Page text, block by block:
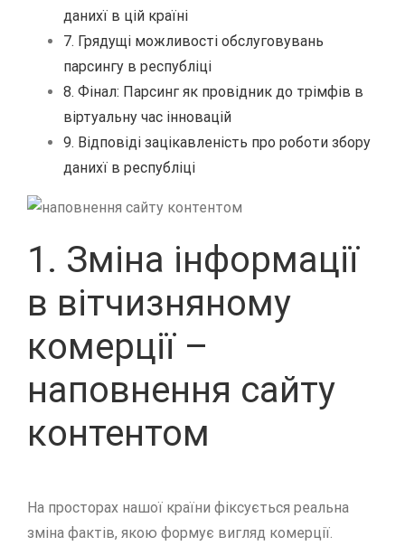
данихї в цій країні
7. Грядущі можливості обслуговувань
парсингу в республіці
8. Фінал: Парсинг як провідник до трімфів в
віртуальну час інновацій
9. Відповіді зацікавленість про роботи збору
данихї в республіці
1. Зміна інформації
в вітчизняному
комерції –
наповнення сайту
контентом
На просторах нашої країни фіксується реальна
зміна фактів, якою формує вигляд комерції.